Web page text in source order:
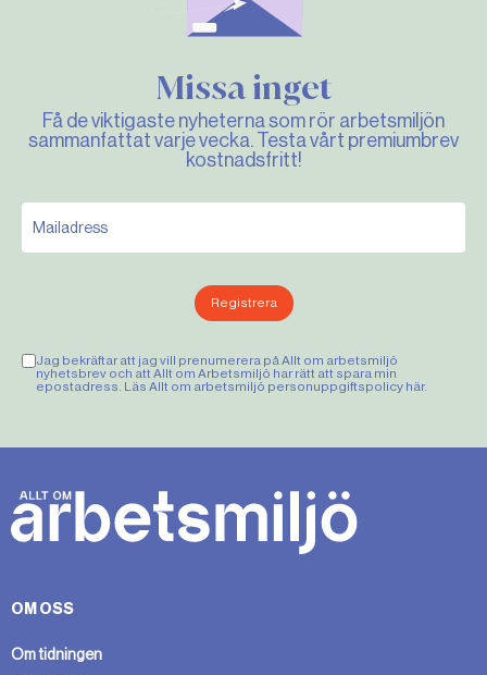
Missa inget
Få de viktigaste nyheterna som rör arbetsmiljön
sammanfattat varje vecka. Testa vårt premiumbrev
kostnadsfritt!
Registrera
Jag bekräftar att jag vill prenumerera på Allt om arbetsmiljö
nyhetsbrev och att Allt om Arbetsmiljö har rätt att spara min
epostadress. Läs Allt om arbetsmiljö personuppgiftspolicy här.
OM OSS
Om tidningen